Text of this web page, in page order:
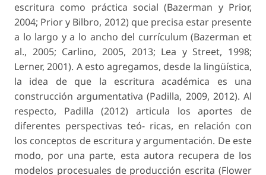
escritura como práctica social (Bazerman y Prior,
2004; Prior y Bilbro, 2012) que precisa estar presente
a lo largo y a lo ancho del currículum (Bazerman et
al., 2005; Carlino, 2005, 2013; Lea y Street, 1998;
Lerner, 2001). A esto agregamos, desde la lingüística,
la idea de que la escritura académica es una
construcción argumentativa (Padilla, 2009, 2012). Al
respecto, Padilla (2012) articula los aportes de
diferentes perspectivas teó- ricas, en relación con
los conceptos de escritura y argumentación. De este
modo, por una parte, esta autora recupera de los
modelos procesuales de producción escrita (Flower